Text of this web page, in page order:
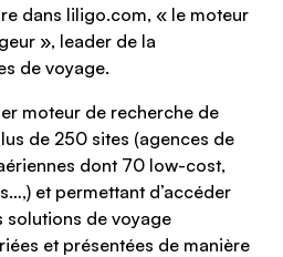
dans liligo.com, « le moteur
», leader de la
de voyage.
moteur de recherche de
de 250 sites (agences de
dont 70 low-cost,
et permettant d’accéder
solutions de voyage
et présentées de manière